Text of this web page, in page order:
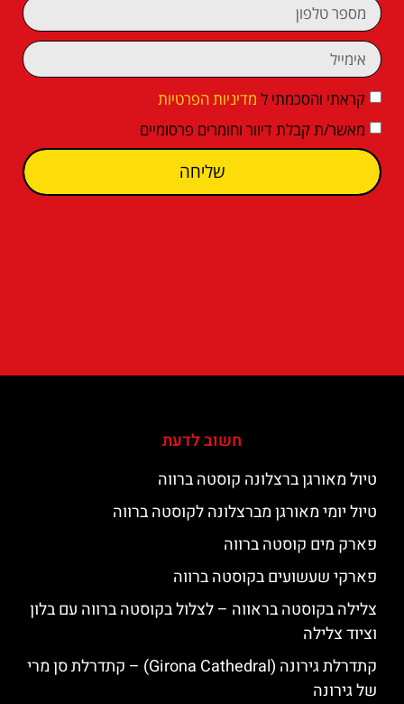
קראתי והסכמתי ל מדיניות הפרטיות
מאשר/ת קבלת דיוור וחומרים פרסומיים
שליחה
חשוב לדעת
טיול מאורגן ברצלונה קוסטה ברווה
טיול יומי מאורגן מברצלונה לקוסטה ברווה
פארק מים קוסטה ברווה
פארקי שעשועים בקוסטה ברווה
צלילה בקוסטה בראווה – לצלול בקוסטה ברווה עם בלון
וציוד צלילה
קתדרלת גירונה (Girona Cathedral) – קתדרלת סן מרי
של גירונה